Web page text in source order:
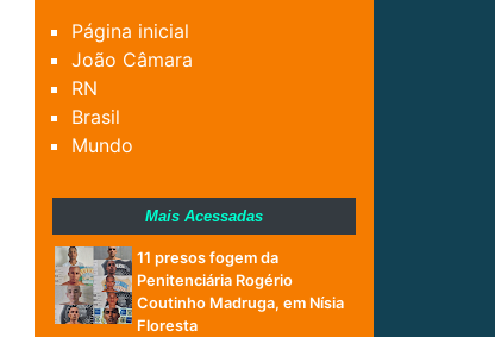
Página inicial
João Câmara
RN
Brasil
Mundo
Mais Acessadas
11 presos fogem da
Penitenciária Rogério
Coutinho Madruga, em Nísia
Floresta